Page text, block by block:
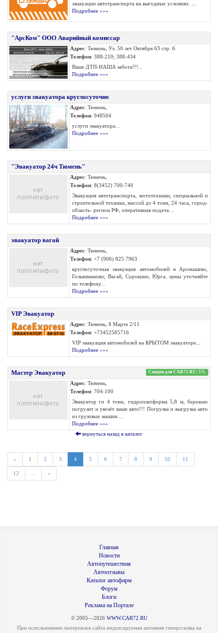
эвакуации автотранспорта на выгодных условиях. ...
Подробнее »»»
"АрсКом" ООО Аварийный комиссар
Адрес: Тюмень, Ул. 50 лет Октября 63 стр. 6
Телефон: 388-210; 388-434
Ваше ДТП-НАША забота!!!...
Подробнее »»»
услуги эвакуатора круглосуточно
Адрес: Тюмень,
Телефон: 948504
услуги эвакуатора...
Подробнее »»»
"Эвакуатор 24ч Тюмень"
Адрес: Тюмень,
Телефон: 8(3452) 700-740
Эвакуация автотранспорта, мототехники, специальной и
строительной техники, массой до 4 тонн, 24 часа, город-
область- регион РФ, оперативная подача....
Подробнее »»»
эвакуатор вагай
Адрес: Тюмень,
Телефон: +7 (906) 825 7963
круглосуточная эвакуация автомобилей в Aромашево,
Голышманово, Вагай, Сорокино, Юрга. цены уточняйте
по телефону...
Подробнее »»»
VIP Эвакуатор
Адрес: Тюмень, 8 Марта 2/11
Телефон: +73452585716
VIP эвакуация автомобилей на КРЫТОМ эвакуаторе...
Подробнее »»»
Мастер Эвакуатор Скидки для CAR72.RU: 5%
Адрес: Тюмень,
Телефон: 704-100
Эвакуатор гп 4 тонн, гидроплатформа 5,8 м, бережно
погрузит и увезёт ваше авто!!! Погрузка и выгрузка авто
из грузовых машин....
Подробнее »»»
вернуться назад в каталог
« 1 2 3 4 5 6 7 8 9 10 11
12 »
Главная
Новости
Автопутешествия
Автоотзывы
Каталог автофирм
Форум
Блоги
Реклама на Портале
© 2005—2026 WWW.CAR72.RU
При использовании материалов сайта индексируемая активная гиперссылка на